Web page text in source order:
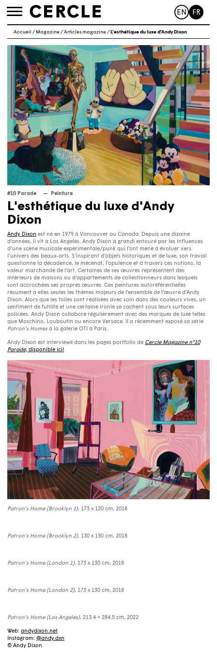
Toggle
EN FR
Accueil / Magazine/Articles magazine/ L’esthétique du luxe d’Andy Dixon
#10 Parade Peinture
L'esthétique du luxe d'Andy
Dixon
Andy Dixon est né en 1979 à Vancouver au Canada. Depuis une dizaine
d’années, il vit à Los Angeles. Andy Dixon a grandi entouré par les influences
d’une scène musicale expérimentale/punk qui l’ont mené à évoluer vers
l’univers des beaux-arts. S’inspirant d’objets historiques et de luxe, son travail
questionne la décadence, le mécènat, l’opulence et à travers ces notions, la
valeur marchande de l’art. Certaines de ses œuvres représentent des
intérieurs de maisons ou d’appartements de collectionneurs dans lesquels
sont accrochées ses propres œuvres. Ces peintures autoréférentielles
résument à elles seules les thèmes majeurs de l’ensemble de l’œuvre d’Andy
Dixon. Alors que les toiles sont réalisées avec soin dans des couleurs vives, un
sentiment de futilité et une certaine ironie se cachent sous leurs surfaces
policées. Andy Dixon collabore régulièrement avec des marques de luxe telles
que Moschino, Louboutin ou encore Versace. Il a récemment exposé sa série
Patron’s Homes à la galerie OTI à Paris.
Andy Dixon est interviewé dans les pages portfolio de Cercle Magazine n°10
Parade, disponible ici!
Patron’s Home (Brooklyn 1), 173 x 120 cm, 2018
Patron’s Home (Brooklyn 2), 130 x 130 cm, 2018
Patron’s Home (London 1), 173 x 130 cm, 2018
Patron’s Home (London 2), 173 x 130 cm, 2018
Patron’s Home (Los Angeles), 213.4 × 284.5 cm, 2022
Web: andydixon.net
Instagram: @andy.dxn
© Andy Dixon